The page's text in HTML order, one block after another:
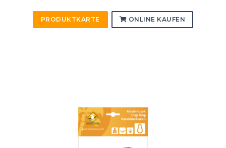
PRODUKTKARTE ONLINE KAUFEN